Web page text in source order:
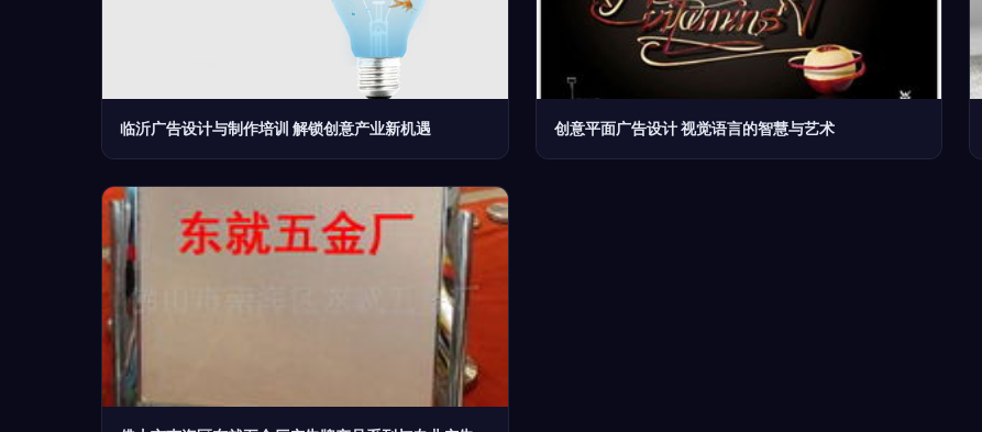
临沂广告设计与制作培训 解锁创意产业新机遇 创意平面广告设计 视觉语言的智慧与艺术